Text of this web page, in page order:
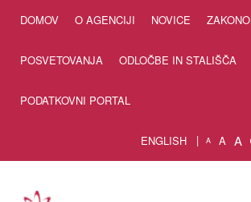
DOMOV O AGENCIJI NOVICE
POSVETOVANJA ODLOČBE IN STALIŠČA
PODATKOVNI PORTAL
ENGLISH A A A